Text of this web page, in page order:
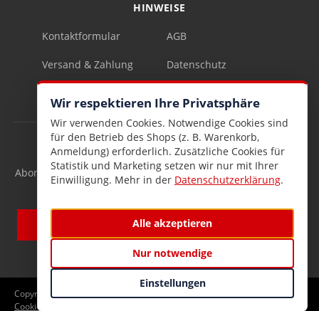
HINWEISE
Kontaktformular AGB
Versand & Zahlung Datenschutz
INFOBRIEF
Abonnieren Sie den kostenlosen Lesen & Schenken-Infobrief
und verpassen Sie keine Neuigkeiten mehr.
Copyright © 2026 Lesen und Schenken GmbH
Cookie-Einstellungen
Wir respektieren Ihre Privatsphäre
Wir verwenden Cookies. Notwendige Cookies sind
für den Betrieb des Shops (z. B. Warenkorb,
Anmeldung) erforderlich. Zusätzliche Cookies für
Statistik und Marketing setzen wir nur mit Ihrer
Einwilligung. Mehr in der Datenschutzerklärung.
Alle akzeptieren
Nur notwendige
Einstellungen